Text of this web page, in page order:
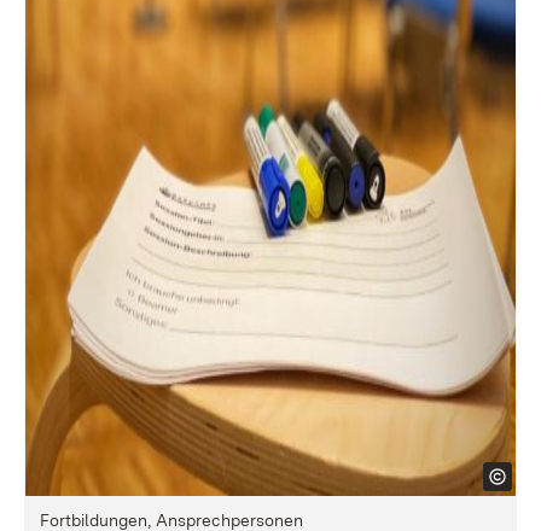
Fortbildungen, Ansprechpersonen